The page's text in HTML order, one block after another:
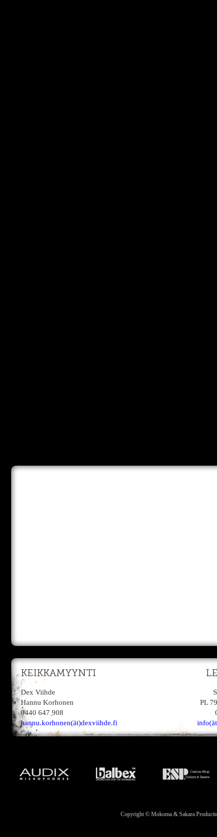
KEIKKAMYYNTI
Dex Viihde
Hannu Korhonen
0440 647 908
hannu.korhonen(ät)dexviihde.fi
PL
Copyright © Mokoma & Sakara